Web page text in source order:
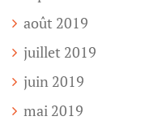
août 2019
juillet 2019
juin 2019
mai 2019